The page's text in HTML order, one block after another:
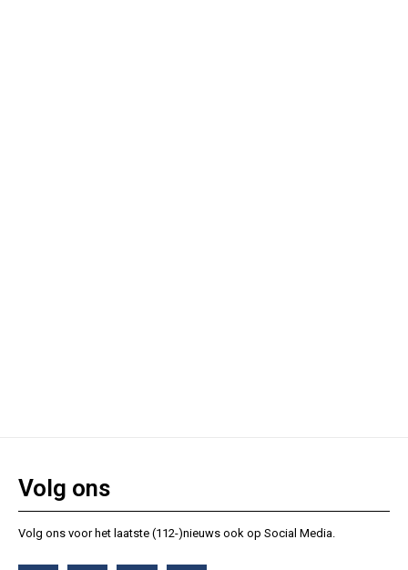
Volg ons
Volg ons voor het laatste (112-)nieuws ook op Social Media.